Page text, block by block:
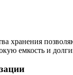
хранения
емкость и